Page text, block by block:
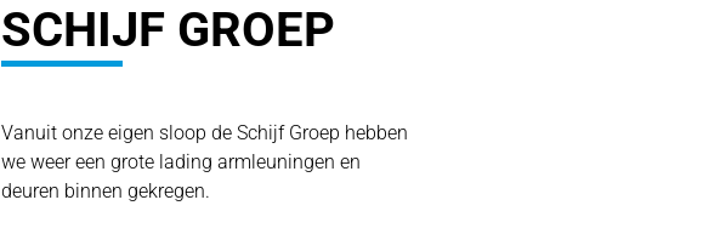
SCHIJF GROEP
Vanuit onze eigen sloop de Schijf Groep hebben
we weer een grote lading armleuningen en
deuren binnen gekregen.